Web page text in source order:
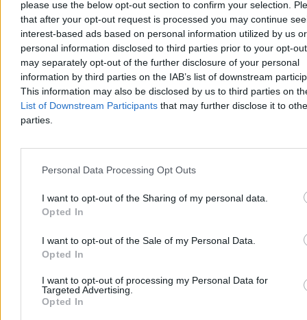
please use the below opt-out section to confirm your selection.
that after your opt-out request is processed you may continue
interest-based ads based on personal information utilized by us or
personal information disclosed to third parties prior to your opt-
may separately opt-out of the further disclosure of your personal
information by third parties on the IAB’s list of downstream
This information may also be disclosed by us to third parties on
List of Downstream Participants that may further disclose it to
parties.
Personal Data Processing Opt Outs
I want to opt-out of the Sharing of my personal data.
Opted In
I want to opt-out of the Sale of my Personal Data.
Opted In
I want to opt-out of processing my Personal Data for
Targeted Advertising.
Opted In
Nawrocki podsumowuje pierwszy rok kadencji.
„Chcę, byście mnie oceniali”
– Bardzo się cieszę, że w rok od zaprzysiężenia jesteście ze swoim
tym, że mam być waszym głosem w Pałacu Prezydenckim –
powiedział Karol Nawrocki podczas obchodów rocznicy jego
zapowiedział, że w ciągu kilku miesięcy będzie przedstawiona
prezydencka strategia rozwoju.